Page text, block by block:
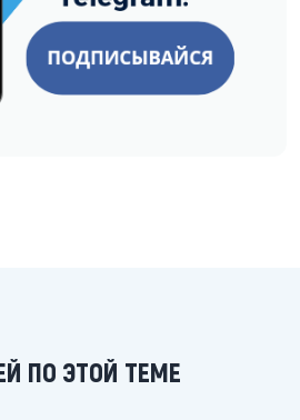
ПО ЭТОЙ ТЕМЕ